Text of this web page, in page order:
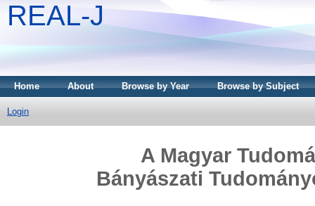
REAL-J
Home About Browse by Year Browse by Subject
Login
A Magyar
Bányászati